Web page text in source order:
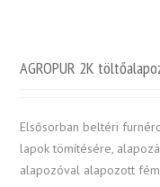
AGROPUR 2K
Elsősorban beltéri
lapok tömítésére,
alapozóval alapozott